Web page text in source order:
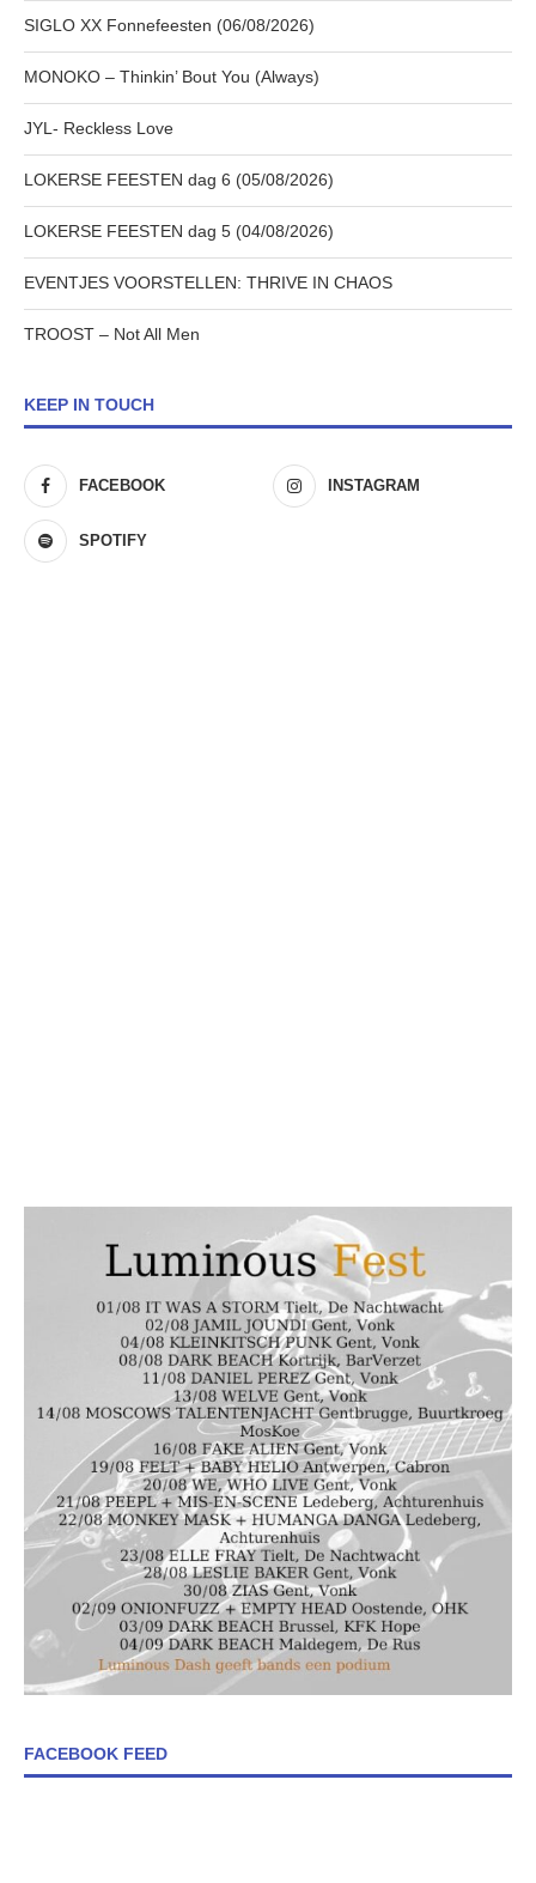
SIGLO XX Fonnefeesten (06/08/2026)
MONOKO – Thinkin’ Bout You (Always)
JYL- Reckless Love
LOKERSE FEESTEN dag 6 (05/08/2026)
LOKERSE FEESTEN dag 5 (04/08/2026)
EVENTJES VOORSTELLEN: THRIVE IN CHAOS
TROOST – Not All Men
KEEP IN TOUCH
FACEBOOK INSTAGRAM
SPOTIFY
FACEBOOK FEED